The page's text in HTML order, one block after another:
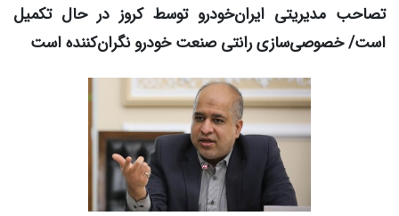
تصاحب مدیریتی ایران‌خودرو توسط کروز در حال تکمیل
است/ خصوصی‌سازی رانتی صنعت خودرو نگران‌کننده است